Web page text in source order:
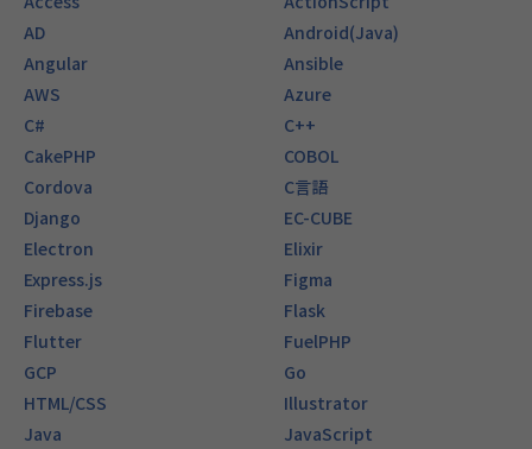
AD
Android(Java)
Angular
Ansible
AWS
Azure
C#
C++
CakePHP
COBOL
Cordova
C言語
Django
EC-CUBE
Electron
Elixir
Express.js
Figma
Firebase
Flask
Flutter
FuelPHP
GCP
Go
HTML/CSS
Illustrator
Java
JavaScript